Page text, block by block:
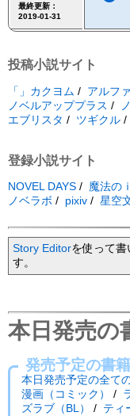
最終更新：
2019-01-31
投稿小説サイト
「」カクヨム / アルフ
ノベルアッププラス /
エブリスタ / ツギクル /
登録小説サイト
NOVEL DAYS / 魔法の
ノベラボ / pixiv / 星空
Story Editorを使って
す。
本日発売の
発売予定の書籍
本日発売予定の全て
漫画（コミック）
/
ズラブ（BL）
/ ティ